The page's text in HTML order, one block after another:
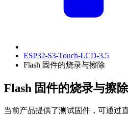
ESP32-S3-Touch-LCD-3.5
Flash 固件的烧录与擦除
Flash 固件的烧录与擦除
当前产品提供了测试固件，可通过